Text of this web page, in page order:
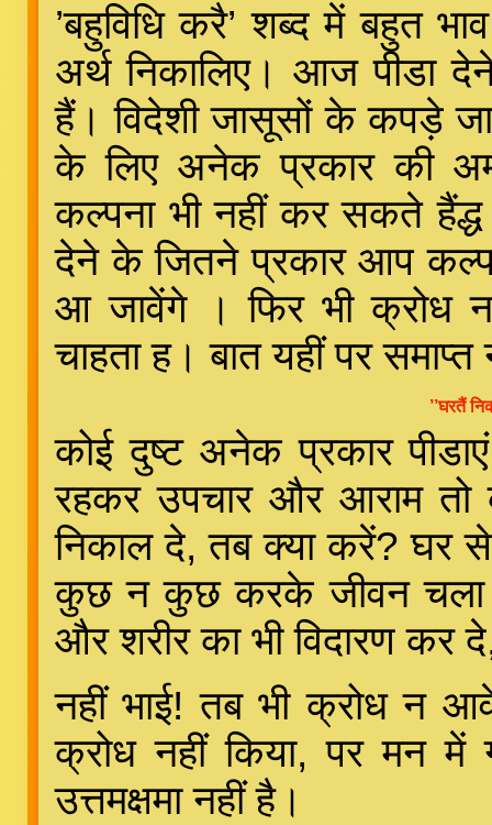
’बहुविधि करै’ शब्द में बहुत
अर्थ निकालिए। आज पीडा
हैं। विदेशी जासूसों के कपड़े
के लिए अनेक प्रकार की
कल्पना भी नहीं कर सकते
देने के जितने प्रकार आप
आ जावेंगे । फिर भी क्रोध न
चाहता ह। बात यहीं पर
’’घरतैं
कोई दुष्ट अनेक प्रकार
रहकर उपचार और आराम
निकाल दे, तब क्या करें? घर
कुछ न कुछ करके जीवन चला
और शरीर का भी विदारण कर
नहीं भाई! तब भी क्रोध न
क्रोध नहीं किया, पर मन में
उत्तमक्षमा नहीं है।